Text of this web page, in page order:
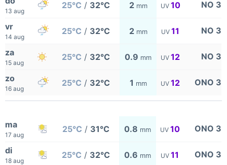
13 aug
25°C / 32°C 2 mm UV 10 NO 3
vr
14 aug
25°C / 32°C 2 mm UV 11 NO 3
za
15 aug
25°C / 32°C 0.9 mm UV 12 NO 3
zo
16 aug
25°C / 32°C 1 mm UV 12 ONO 3
ma
17 aug
25°C / 31°C 0.8 mm UV 10 ONO 3
di
18 aug
25°C / 32°C 0.6 mm UV 11 ONO 3